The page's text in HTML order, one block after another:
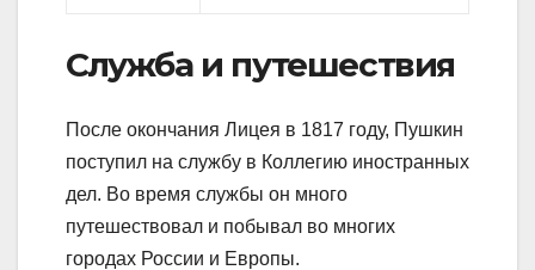
Служба и путешествия
После окончания Лицея в 1817 году, Пушкин
поступил на службу в Коллегию иностранных
дел. Во время службы он много
путешествовал и побывал во многих
городах России и Европы.